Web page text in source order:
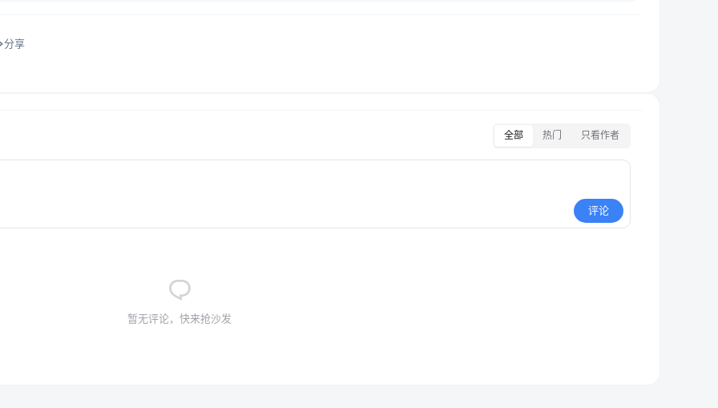
分享
全部 热门 只看作者
评论
暂无评论，快来抢沙发